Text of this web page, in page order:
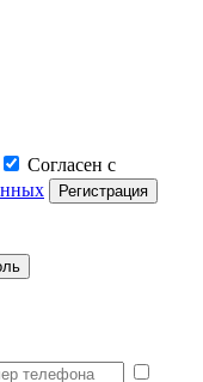
Согласен с